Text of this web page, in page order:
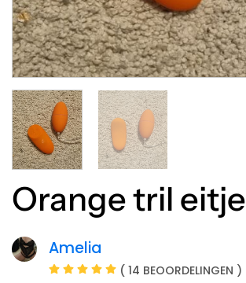
Orange tril eitje
Amelia
( 14 BEOORDELINGEN )